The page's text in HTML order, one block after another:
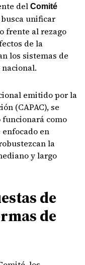
delComité
unificar
frente al rezago
de la
los sistemas de
emitido por la
(CAPAC), se
como
en
la
y largo
de
de